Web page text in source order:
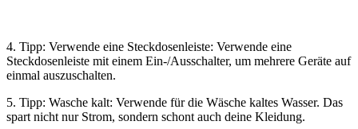
4. Tipp: Verwende eine Steckdosenleiste: Verwende eine
Steckdosenleiste mit einem Ein-/Ausschalter, um mehrere Geräte auf
einmal auszuschalten.
5. Tipp: Wasche kalt: Verwende für die Wäsche kaltes Wasser. Das
spart nicht nur Strom, sondern schont auch deine Kleidung.